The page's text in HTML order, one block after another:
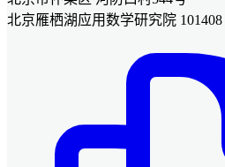
北京雁栖湖应用数学研究院 101408